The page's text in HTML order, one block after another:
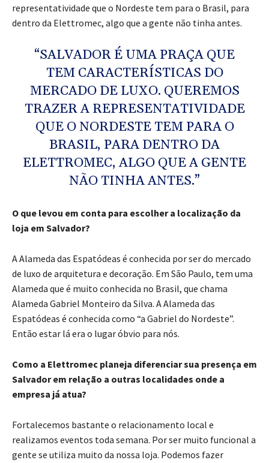
representatividade que o Nordeste tem para o Brasil, para
dentro da Elettromec, algo que a gente não tinha antes.
“SALVADOR É UMA PRAÇA QUE
TEM CARACTERÍSTICAS DO
MERCADO DE LUXO. QUEREMOS
TRAZER A REPRESENTATIVIDADE
QUE O NORDESTE TEM PARA O
BRASIL, PARA DENTRO DA
ELETTROMEC, ALGO QUE A GENTE
NÃO TINHA ANTES.”
O que levou em conta para escolher a localização da
loja em Salvador?
A Alameda das Espatódeas é conhecida por ser do mercado
de luxo de arquitetura e decoração. Em São Paulo, tem uma
Alameda que é muito conhecida no Brasil, que chama
Alameda Gabriel Monteiro da Silva. A Alameda das
Espatódeas é conhecida como “a Gabriel do Nordeste”.
Então estar lá era o lugar óbvio para nós.
Como a Elettromec planeja diferenciar sua presença em
Salvador em relação a outras localidades onde a
empresa já atua?
Fortalecemos bastante o relacionamento local e
realizamos eventos toda semana. Por ser muito funcional a
gente se utiliza muito da nossa loja. Podemos fazer